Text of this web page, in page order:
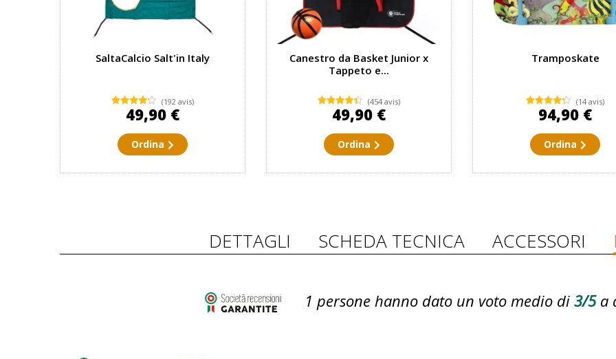
SaltaCalcio Salt'in Italy
(192 avis)
49,90 €
Ordina
Canestro da Basket Junior x
Tappeto e...
(454 avis)
49,90 €
Ordina
Tramposkate
(14 avis)
94,90 €
Ordina
DETTAGLI SCHEDA TECNICA ACCESSORI
1 persone hanno dato un voto medio di3/5 a